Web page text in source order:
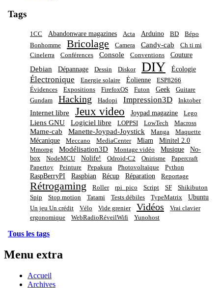
Tags
1CC Abandonware magazines Acta Arduino BD
Bépo
Bonhomme
Bricolage Camera Candy-cab
Ch ti mi
Cinelerra
Conférences Console Conventions Couture
Debian Dépannage Dessin Diskor DIY Écologie
Électronique Energie solaire Éolienne
ESP8266
Évidences
Expositions FirefoxOS Futon Geek
Guitare
Gundam
Hacking Hadopi Impression3D Inktober
Internet libre Jeux video Joypad magazine Lego
Liens GNU Logiciel libre LOPPSI LowTech Macross
Mame-cab Manette-Joypad-Joystick Manga Maquette
Mécanique Meccano MediaCenter Miam Minitel 2.0
Mmorpg Modélisation3D Montage vidéo Musique
No-
box
NodeMCU Nolife! Odroid-C2 Onirisme
Papercraft
Papertoy
Peinture Pepakura Photovoltaïque Python
RaspBerryPI Raspbian Récup Réparation Reportage
Rétrogaming Roller rpi_pico Script SF
Shikibuton
Spip
Stop motion Tatami Tests débiles TypeMatrix Ubuntu
Un jeu Un crédit Vélo Vide grenier Vidéos
Vrai clavier
ergonomique
WebRadioRéveilWifi Yunohost
Tous les tags
Menu extra
Accueil
Archives